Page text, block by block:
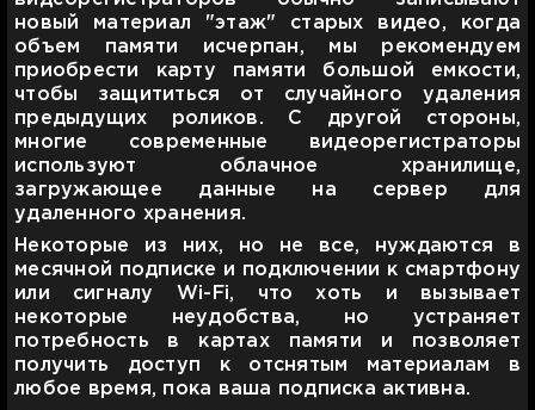
новый материал "этаж" старых видео, когда
объем памяти исчерпан, мы рекомендуем
приобрести карту памяти большой емкости,
чтобы защититься от случайного удаления
предыдущих роликов. С другой стороны,
многие современные видеорегистраторы
используют облачное хранилище,
загружающее данные на сервер для
удаленного хранения.
Некоторые из них, но не все, нуждаются в
месячной подписке и подключении к смартфону
или сигналу Wi-Fi, что хоть и вызывает
некоторые неудобства, но устраняет
потребность в картах памяти и позволяет
получить доступ к отснятым материалам в
любое время, пока ваша подписка активна.